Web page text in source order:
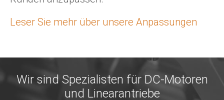
Leser Sie mehr über unsere Anpassungen
Wir sind Spezialisten für DC-Motoren
und Linearantriebe